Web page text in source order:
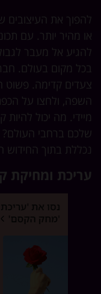
את העיצובים
מהיר יותר. עם תכונת
אל מעבר
מקום בעולם. חברת
קדימה. פשוט
ולחצו על
מה יכול להיות קל
ברחבי העולם?
בתוך החידוש הזה!
ומחיקת